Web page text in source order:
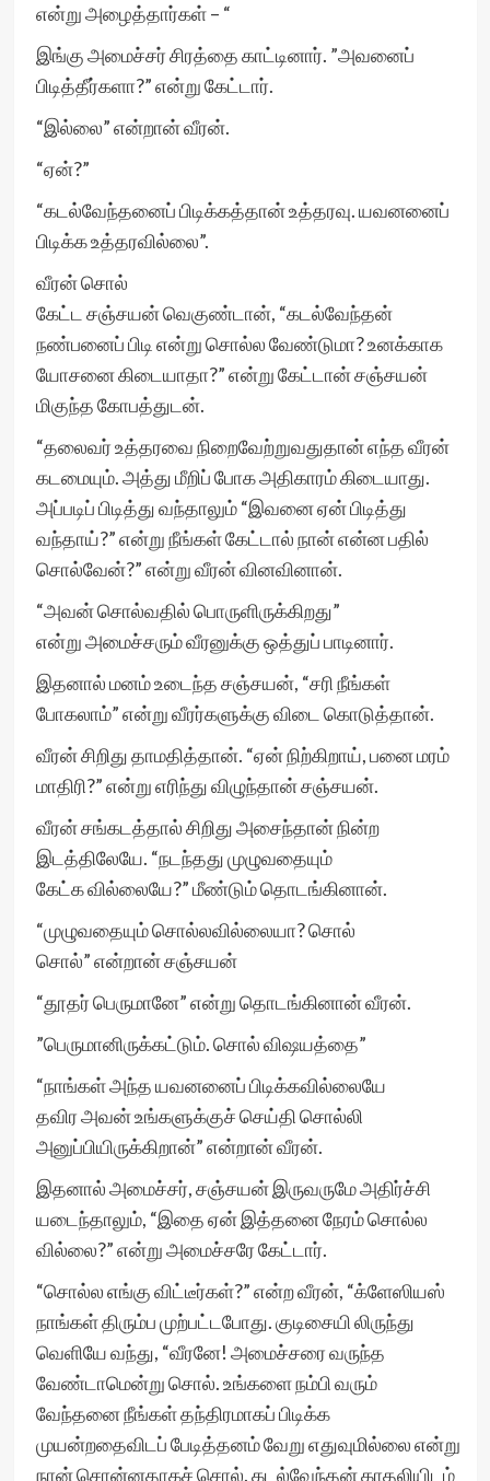
என்று அழைத்தார்கள் – “
இங்கு அமைச்சர் சிரத்தை காட்டினார். ”அவனைப்
பிடித்தீர்களா?” என்று கேட்டார்.
“இல்லை” என்றான் வீரன்.
“ஏன்?”
“கடல்வேந்தனைப் பிடிக்கத்தான் உத்தரவு. யவனனைப்
பிடிக்க உத்தரவில்லை”.
வீரன் சொல்
கேட்ட சஞ்சயன் வெகுண்டான், “கடல்வேந்தன்
நண்பனைப் பிடி என்று சொல்ல வேண்டுமா? உனக்காக
யோசனை கிடையாதா?” என்று கேட்டான் சஞ்சயன்
மிகுந்த கோபத்துடன்.
“தலைவர் உத்தரவை நிறைவேற்றுவதுதான் எந்த வீரன்
கடமையும். அத்து மீறிப் போக அதிகாரம் கிடையாது.
அப்படிப் பிடித்து வந்தாலும் “இவனை ஏன் பிடித்து
வந்தாய்?” என்று நீங்கள் கேட்டால் நான் என்ன பதில்
சொல்வேன்?” என்று வீரன் வினவினான்.
“அவன் சொல்வதில் பொருளிருக்கிறது”
என்று அமைச்சரும் வீரனுக்கு ஒத்துப் பாடினார்.
இதனால் மனம் உடைந்த சஞ்சயன், “சரி நீங்கள்
போகலாம்” என்று வீரர்களுக்கு விடை கொடுத்தான்.
வீரன் சிறிது தாமதித்தான். “ஏன் நிற்கிறாய், பனை மரம்
மாதிரி?” என்று எரிந்து விழுந்தான் சஞ்சயன்.
வீரன் சங்கடத்தால் சிறிது அசைந்தான் நின்ற
இடத்திலேயே. “நடந்தது முழுவதையும்
கேட்க வில்லையே?” மீண்டும் தொடங்கினான்.
“முழுவதையும் சொல்லவில்லையா? சொல்
சொல்” என்றான் சஞ்சயன்
“தூதர் பெருமானே” என்று தொடங்கினான் வீரன்.
”பெருமானிருக்கட்டும். சொல் விஷயத்தை”
“நாங்கள் அந்த யவனனைப் பிடிக்கவில்லையே
தவிர அவன் உங்களுக்குச் செய்தி சொல்லி
அனுப்பியிருக்கிறான்” என்றான் வீரன்.
இதனால் அமைச்சர், சஞ்சயன் இருவருமே அதிர்ச்சி
யடைந்தாலும், “இதை ஏன் இத்தனை நேரம் சொல்ல
வில்லை?” என்று அமைச்சரே கேட்டார்.
“சொல்ல எங்கு விட்டீர்கள்?” என்ற வீரன், “க்ளேஸியஸ்
நாங்கள் திரும்ப முற்பட்டபோது. குடிசையி லிருந்து
வெளியே வந்து, “வீரனே! அமைச்சரை வருந்த
வேண்டாமென்று சொல். உங்களை நம்பி வரும்
வேந்தனை நீங்கள் தந்திரமாகப் பிடிக்க
முயன்றதைவிடப் பேடித்தனம் வேறு எதுவுமில்லை என்று
நான் சொன்னதாகச் சொல். கடல்வேந்தன் காதலியிடம்